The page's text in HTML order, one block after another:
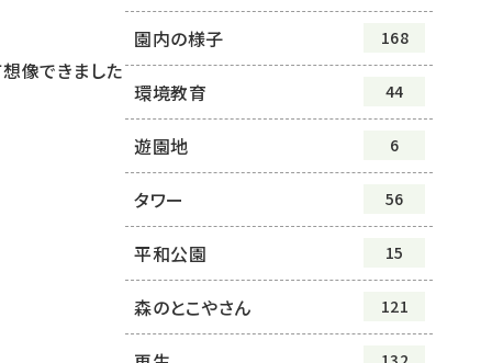
像できました
園内の様子 168
環境教育 44
遊園地 6
タワー 56
平和公園 15
森のとこやさん 121